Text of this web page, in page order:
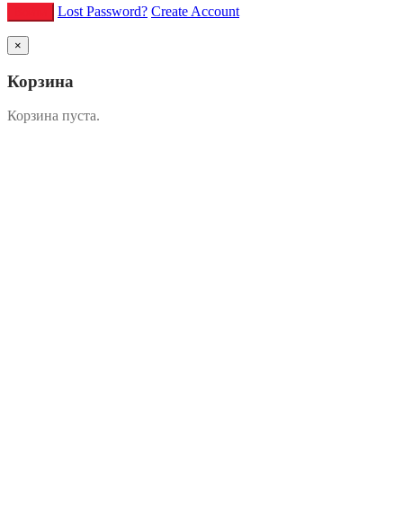
Lost Password? Create Account
×
Корзина
Корзина пуста.